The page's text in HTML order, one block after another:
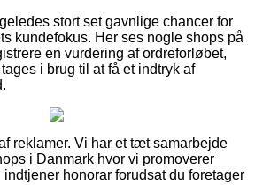
stort set gavnlige chancer for
kundefokus. Her ses nogle shops på
en vurdering af ordreforløbet,
i brug til at få et indtryk af
reklamer. Vi har et tæt samarbejde
i Danmark hvor vi promoverer
honorar forudsat du foretager